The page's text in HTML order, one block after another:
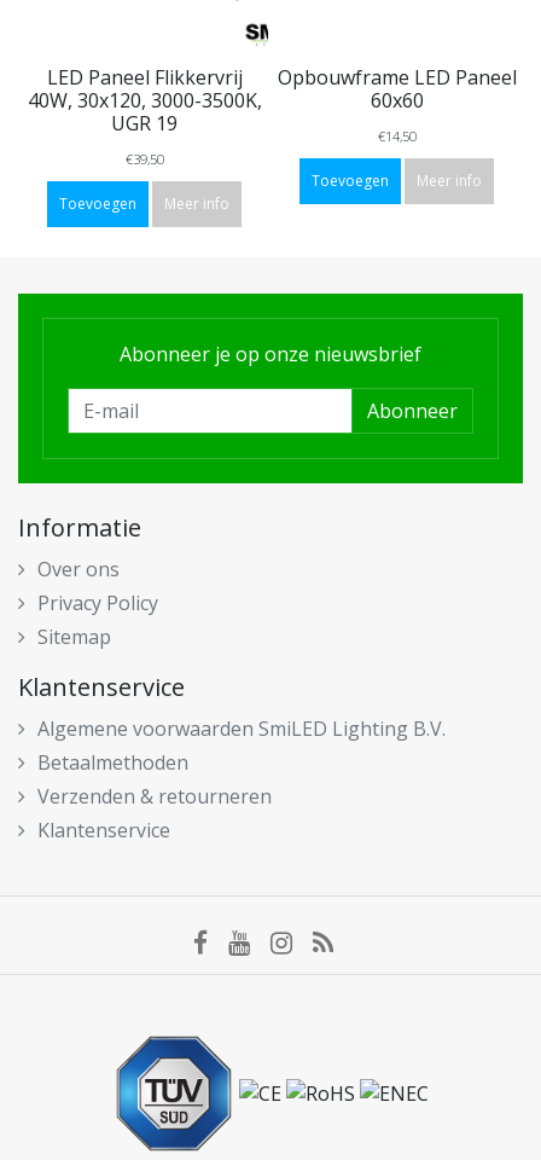
LED Paneel Flikkervrij
40W, 30x120, 3000-3500K,
UGR 19
€39,50
Toevoegen Meer info
Opbouwframe LED Paneel
60x60
€14,50
Toevoegen Meer info
Abonneer je op onze nieuwsbrief
Abonneer
Informatie
Over ons
Privacy Policy
Sitemap
Klantenservice
Algemene voorwaarden SmiLED Lighting B.V.
Betaalmethoden
Verzenden & retourneren
Klantenservice